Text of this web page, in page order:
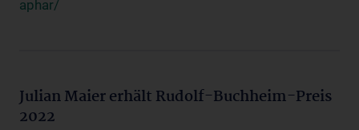
aphar/
Julian Maier erhält Rudolf-Buchheim-Preis
2022